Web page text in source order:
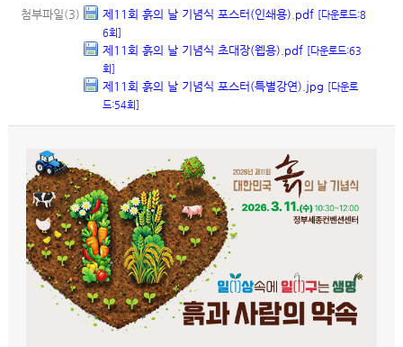
첨부파일(3) 제11회 흙의 날 기념식 포스터(인쇄용).pdf [다운로드:8
6회]
제11회 흙의 날 기념식 초대장(웹용).pdf [다운로드:63
회]
제11회 흙의 날 기념식 포스터(특별강연).jpg [다운로
드:54회]